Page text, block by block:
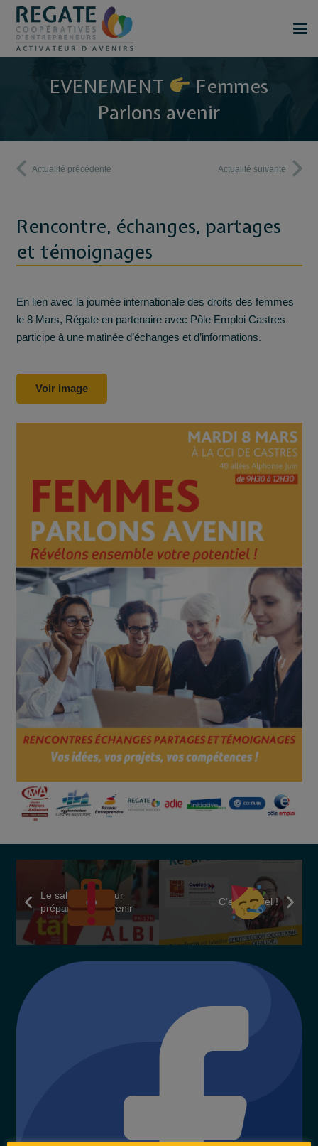
EVENEMENT
Femmes
Parlons avenir
Actualité précédente Actualité suivante
Rencontre, échanges, partages
et témoignages
En lien avec la journée internationale des droits des femmes
le 8 Mars, Régate en partenaire avec Pôle Emploi Castres
participe à une matinée d’échanges et d’informations.
Voir image
Le salon TAF pour
préparer mon avenir
C’est officiel !